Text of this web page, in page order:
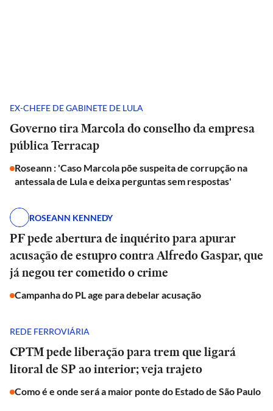
EX-CHEFE DE GABINETE DE LULA
Governo tira Marcola do conselho da empresa
pública Terracap
Roseann : 'Caso Marcola põe suspeita de corrupção na
antessala de Lula e deixa perguntas sem respostas'
ROSEANN KENNEDY
PF pede abertura de inquérito para apurar
acusação de estupro contra Alfredo Gaspar, que
já negou ter cometido o crime
Campanha do PL age para debelar acusação
REDE FERROVIÁRIA
CPTM pede liberação para trem que ligará
litoral de SP ao interior; veja trajeto
Como é e onde será a maior ponte do Estado de São Paulo